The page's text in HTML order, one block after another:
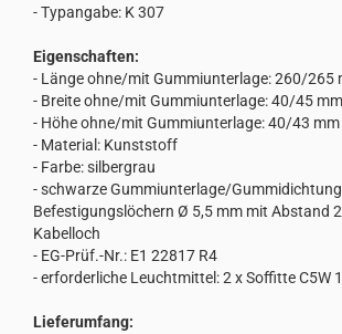
- Typangabe: K 307
Eigenschaften:
- Länge ohne/mit Gummiunterlage: 260/265
- Breite ohne/mit Gummiunterlage: 40/45 mm
- Höhe ohne/mit Gummiunterlage: 40/43 mm
- Material: Kunststoff
- Farbe: silbergrau
- schwarze Gummiunterlage/
Befestigungslöchern Ø 5,5 mm mit Abstand
Kabelloch
- EG-Prüf.-Nr.: E1 22817 R4
- erforderliche Leuchtmittel: 2 x Soffitte C5W
Lieferumfang: